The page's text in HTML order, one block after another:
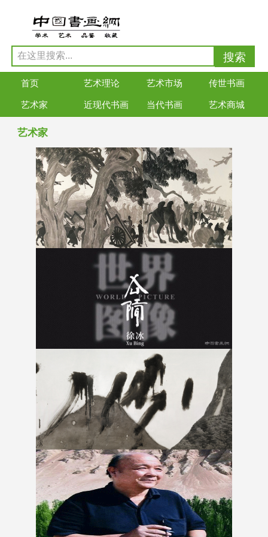
首页 艺术理论 艺术市场 传世书画
艺术家 近现代书画 当代书画 艺术商城
艺术家